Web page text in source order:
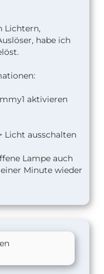
Lichtern,
habe ich
aktivieren
Licht ausschalten
Lampe auch
Minute wieder